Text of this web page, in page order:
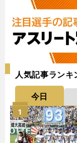
人気記事ランキ
今日
1